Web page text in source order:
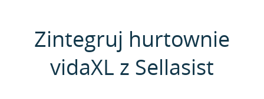
Zintegruj hurtownie
vidaXL z Sellasist